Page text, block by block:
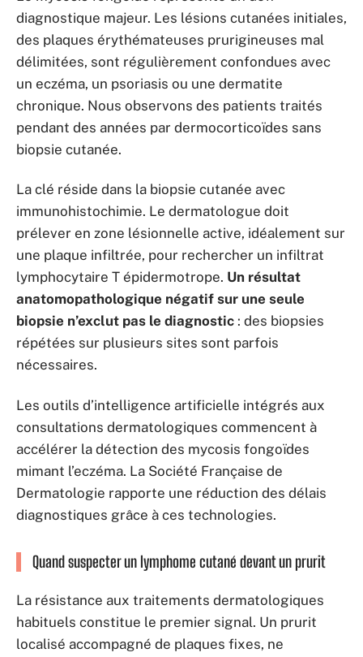
diagnostique majeur. Les lésions cutanées initiales,
des plaques érythémateuses prurigineuses mal
délimitées, sont régulièrement confondues avec
un eczéma, un psoriasis ou une dermatite
chronique. Nous observons des patients traités
pendant des années par dermocorticoïdes sans
biopsie cutanée.
La clé réside dans la biopsie cutanée avec
immunohistochimie. Le dermatologue doit
prélever en zone lésionnelle active, idéalement sur
une plaque infiltrée, pour rechercher un infiltrat
lymphocytaire T épidermotrope. Un résultat
anatomopathologique négatif sur une seule
biopsie n’exclut pas le diagnostic : des biopsies
répétées sur plusieurs sites sont parfois
nécessaires.
Les outils d’intelligence artificielle intégrés aux
consultations dermatologiques commencent à
accélérer la détection des mycosis fongoïdes
mimant l’eczéma. La Société Française de
Dermatologie rapporte une réduction des délais
diagnostiques grâce à ces technologies.
Quand suspecter un lymphome cutané devant un prurit
La résistance aux traitements dermatologiques
habituels constitue le premier signal. Un prurit
localisé accompagné de plaques fixes, ne